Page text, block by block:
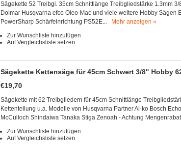
Sägekette 52 Treibgl. 35cm Schnittlänge Treibgliedstärke 1.3mm
Dolmar Husqvarna efco Oleo-Mac und viele weitere Hobby Sägen
PowerSharp Schärfeinrichtung PS52E...
Mehr anzeigen »
Zur Wunschliste hinzufügen
Auf Vergleichsliste setzen
Sägekette Kettensäge für 45cm Schwert 3/8" Hobby
€19,70
Sägekette mit 62 Treibgliedern für 45cm Schnittlänge
Kettenteilung u.a. Modelle von Husqvarna Partner Al-ko Bosch
McCulloch Shindaiwa Tanaka Stiga Zenoah - Achtung
Zur Wunschliste hinzufügen
Auf Vergleichsliste setzen